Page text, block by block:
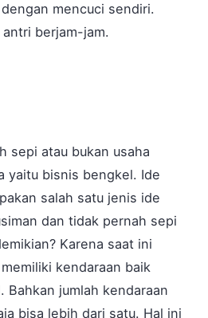
mencuci sendiri.
berjam-jam.
sepi atau bukan usaha
yaitu bisnis bengkel. Ide
salah satu jenis ide
dan tidak pernah sepi
Karena saat ini
kendaraan baik
Bahkan jumlah kendaraan
bisa lebih dari satu. Hal ini